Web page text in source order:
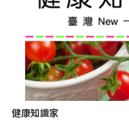
健康知識家